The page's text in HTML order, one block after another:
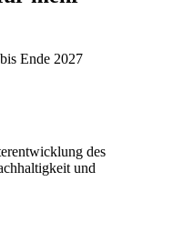
Ende 2027
des
und